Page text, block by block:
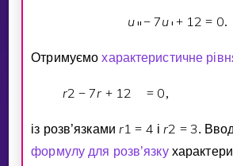
u″− 7u′ + 12 = 0.
Отримуємохарактеристичне
r2 − 7r + 12 = 0,
iз розв’язкамиr1 = 4 ir2 = 3.
формулу для розв’язку